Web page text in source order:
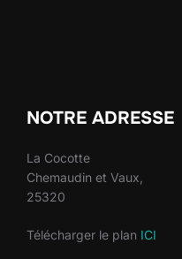
NOTRE ADRESSE
La Cocotte
Chemaudin et Vaux,
25320
Télécharger le plan ICI